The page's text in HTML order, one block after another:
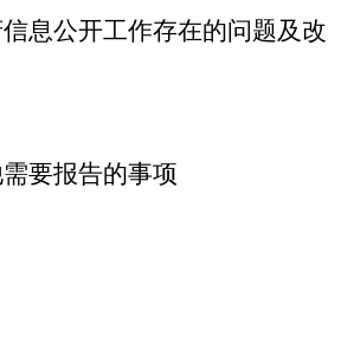
息公开工作存在的问题及改
要报告的事项